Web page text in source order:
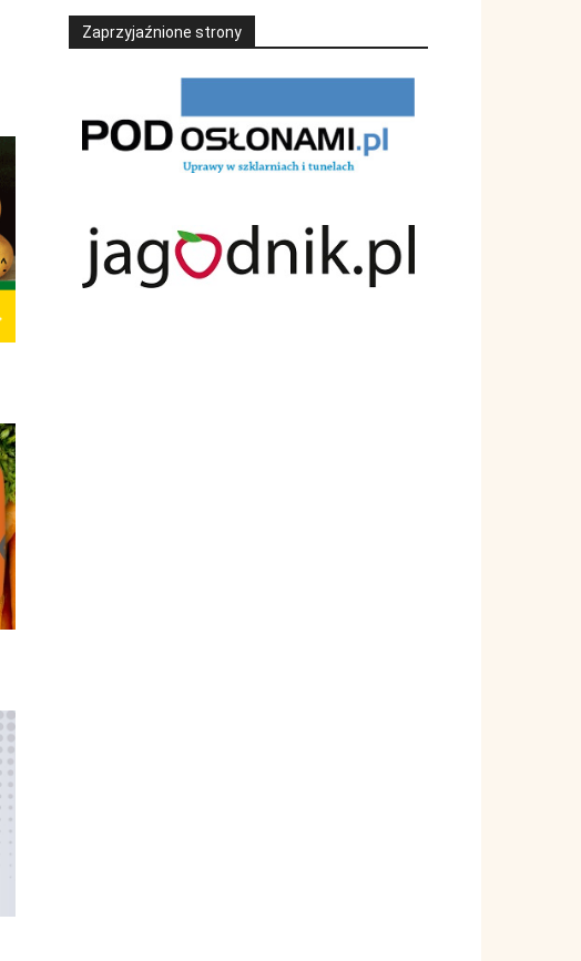
Zaprzyjaźnione strony